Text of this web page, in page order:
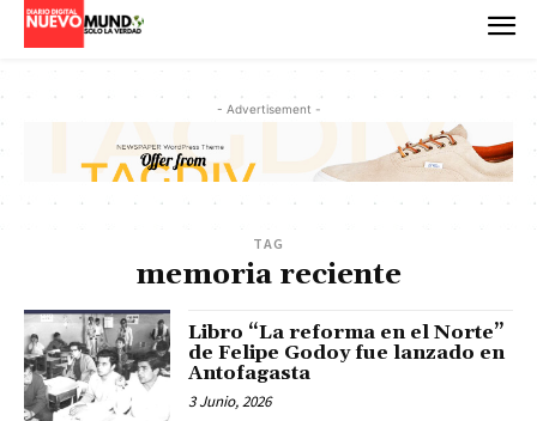
- Advertisement -
TAG
memoria reciente
Libro “La reforma en el Norte”
de Felipe Godoy fue lanzado en
Antofagasta
3 Junio, 2026